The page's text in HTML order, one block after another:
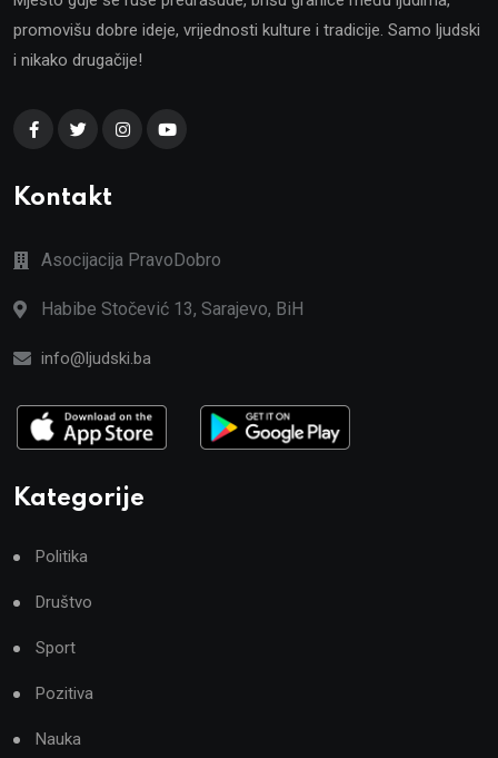
promovišu dobre ideje, vrijednosti kulture i tradicije. Samo ljudski
i nikako drugačije!
Kontakt
Asocijacija PravoDobro
Habibe Stočević 13, Sarajevo, BiH
info@ljudski.ba
Kategorije
Politika
Društvo
Sport
Pozitiva
Nauka